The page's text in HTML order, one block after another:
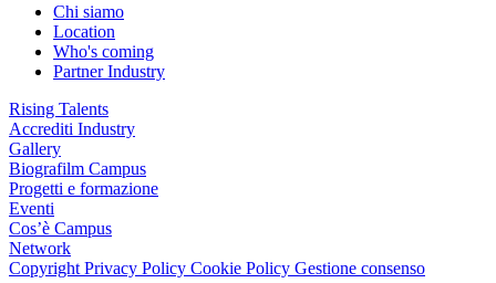
Chi siamo
Location
Who's coming
Partner Industry
Rising Talents
Accrediti Industry
Gallery
Biografilm Campus
Progetti e formazione
Eventi
Cos’è Campus
Network
Copyright Privacy Policy Cookie Policy Gestione consenso